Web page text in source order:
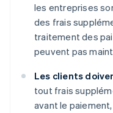
les entreprises
des frais
traitement des
peuvent pas
Les clients
tout frais
avant le